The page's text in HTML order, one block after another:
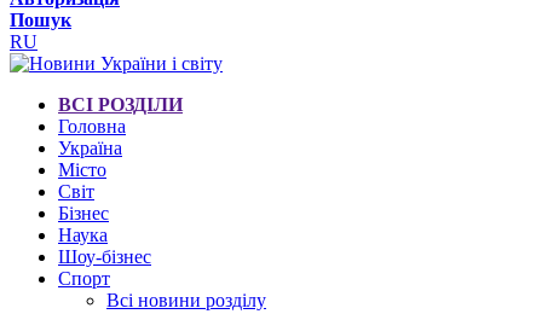
Пошук
RU
ВСІ РОЗДІЛИ
Головна
Україна
Місто
Світ
Бізнес
Наука
Шоу-бізнес
Спорт
Всі новини розділу